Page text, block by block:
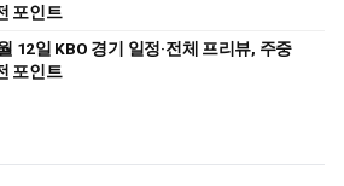
포인트
12일 KBO 경기 일정·전체 프리뷰, 주중
포인트